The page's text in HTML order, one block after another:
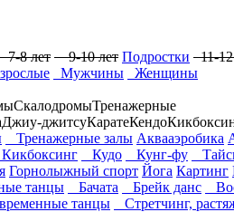
8 лет 9-10 лет Подростки 11-12
Мужчины Женщины
СкалодромыТренажерные
Джиу-джитсуКаратеКендо
Тренажерные залы Аквааэробика
Кудо Кунг-фу
Горнолыжный спорт Йога Картинг
танцы
Бачата Брейк данс
танцы
Стретчинг,